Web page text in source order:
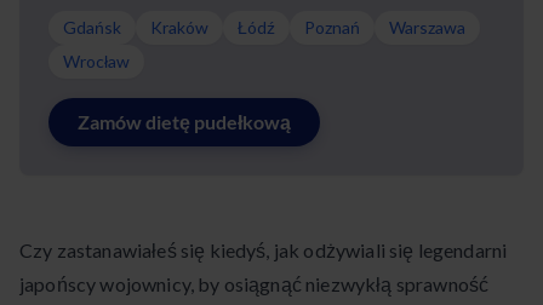
Gdańsk Kraków Łódź Poznań
Warszawa
Wrocław
Zamów dietę pudełkową
Czy zastanawiałeś się kiedyś, jak odżywiali się legendarni
japońscy wojownicy, by osiągnąć niezwykłą sprawność